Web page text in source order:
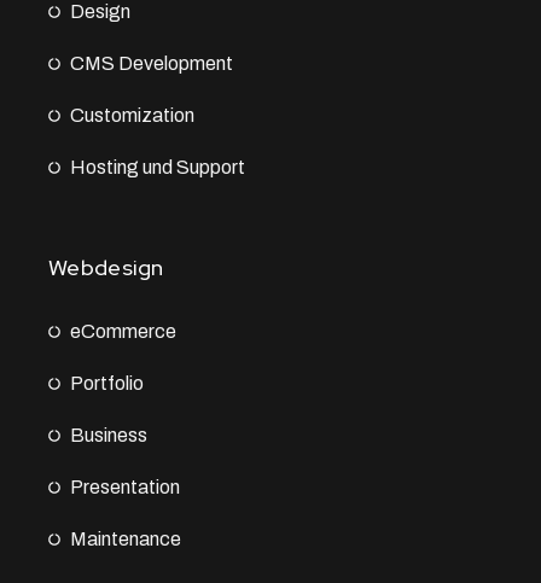
Design
CMS Development
Customization
Hosting und Support
Webdesign
eCommerce
Portfolio
Business
Presentation
Maintenance